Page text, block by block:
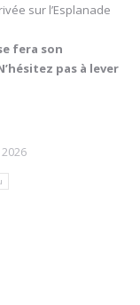
sur l’Esplanade
fera son
pas à lever